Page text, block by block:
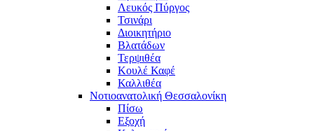
Λευκός Πύργος
Τσινάρι
Διοικητήριο
Βλατάδων
Τερψιθέα
Κουλέ Καφέ
Καλλιθέα
Νοτιοανατολική Θεσσαλονίκη
Πίσω
Εξοχή